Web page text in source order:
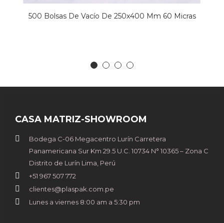
500 Bolsas De Vacío De 250x400 Mm 60 Micras
CASA MATRIZ-SHOWROOM
Bodega C-06 Megacentro Lurín Carretera
Panamericana Sur Km 29.5 U.C. 10734 N° 10365 – Zona C
Distrito de Lurín Lima, Perú
+51 967 507 772
clientes@plaspak.com.pe
Lunes a viernes 8:00 am a 5:30 pm